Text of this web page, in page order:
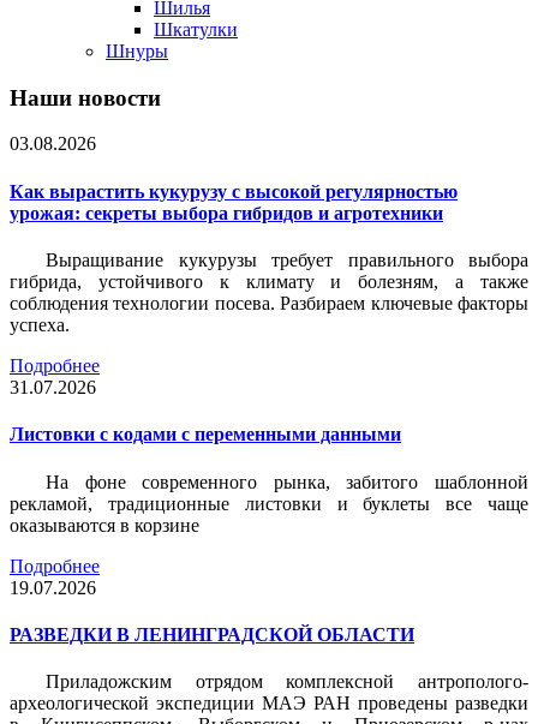
Шилья
Шкатулки
Шнуры
Наши новости
03.08.2026
Как вырастить кукурузу с высокой регулярностью
урожая: секреты выбора гибридов и агротехники
Выращивание кукурузы требует правильного выбора
гибрида, устойчивого к климату и болезням, а также
соблюдения технологии посева. Разбираем ключевые факторы
успеха.
Подробнее
31.07.2026
Листовки c кодами с переменными данными
На фоне современного рынка, забитого шаблонной
рекламой, традиционные листовки и буклеты все чаще
оказываются в корзине
Подробнее
19.07.2026
РАЗВЕДКИ В ЛЕНИНГРАДСКОЙ ОБЛАСТИ
Приладожским отрядом комплексной антрополого-
археологической экспедиции МАЭ РАН проведены разведки